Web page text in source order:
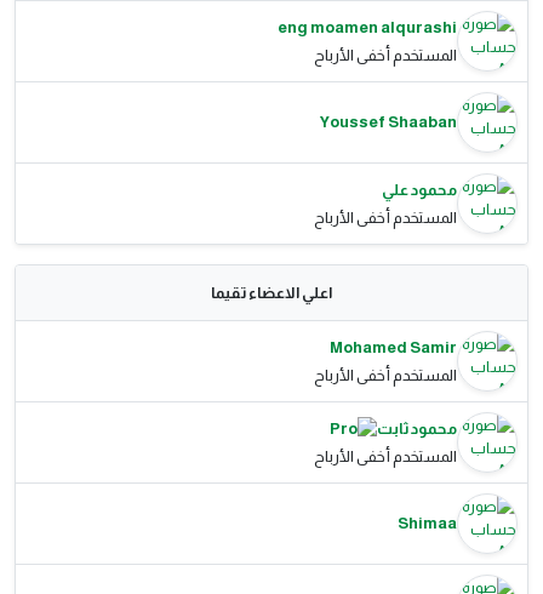
eng moamen alqurashi
المستخدم أخفى الأرباح
Youssef Shaaban
محمود علي
المستخدم أخفى الأرباح
اعلي الاعضاء تقيما
Mohamed Samir
المستخدم أخفى الأرباح
محمود ثابت
المستخدم أخفى الأرباح
Shimaa